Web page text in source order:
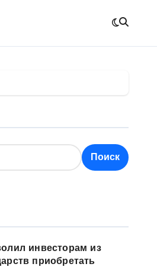
Поиск
инвесторам из
приобретать